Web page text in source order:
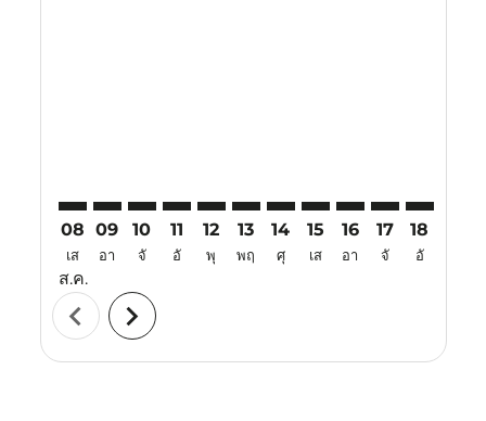
08
เส
ส.ค.
09
อา
10
จั
11
อั
12
พุ
13
พฤ
14
ศุ
15
เส
16
อา
17
จั
18
อั
chevron_left chevron_right